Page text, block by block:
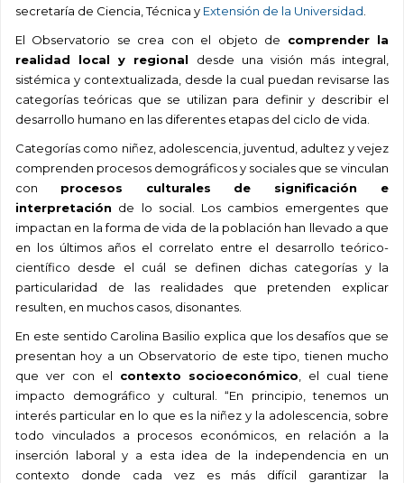
secretaría de Ciencia, Técnica y Extensión de la Universidad
El Observatorio se crea con el objeto de comprender la
realidad local y regional desde una visión más integral,
sistémica y contextualizada, desde la cual puedan revisarse las
categorías teóricas que se utilizan para definir y describir el
desarrollo humano en las diferentes etapas del ciclo de vida.
Categorías como niñez, adolescencia, juventud, adultez y vejez
comprenden procesos demográficos y sociales que se vinculan
con procesos culturales de significación e
interpretación de lo social. Los cambios emergentes que
impactan en la forma de vida de la población han llevado a que
en los últimos años el correlato entre el desarrollo teórico-
científico desde el cuál se definen dichas categorías y la
particularidad de las realidades que pretenden explicar
resulten, en muchos casos, disonantes.
En este sentido Carolina Basilio explica que los desafíos que se
presentan hoy a un Observatorio de este tipo, tienen mucho
que ver con el contexto socioeconómico , el cual tiene
impacto demográfico y cultural. “En principio, tenemos un
interés particular en lo que es la niñez y la adolescencia, sobre
todo vinculados a procesos económicos, en relación a la
inserción laboral y a esta idea de la independencia en un
contexto donde cada vez es más difícil garantizar la